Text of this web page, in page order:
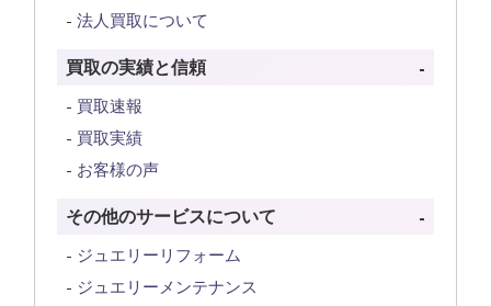
法人買取について
買取の実績と信頼
買取速報
買取実績
お客様の声
その他のサービスについて
ジュエリーリフォーム
ジュエリーメンテナンス